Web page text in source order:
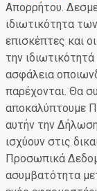
Απορρήτου.
ιδιωτικότητα
επισκέπτες και
την
ασφάλεια
παρέχονται. Θα
αποκαλύπτουμε
αυτήν την
ισχύουν στις
Προσωπικά
ασυμβατότητα